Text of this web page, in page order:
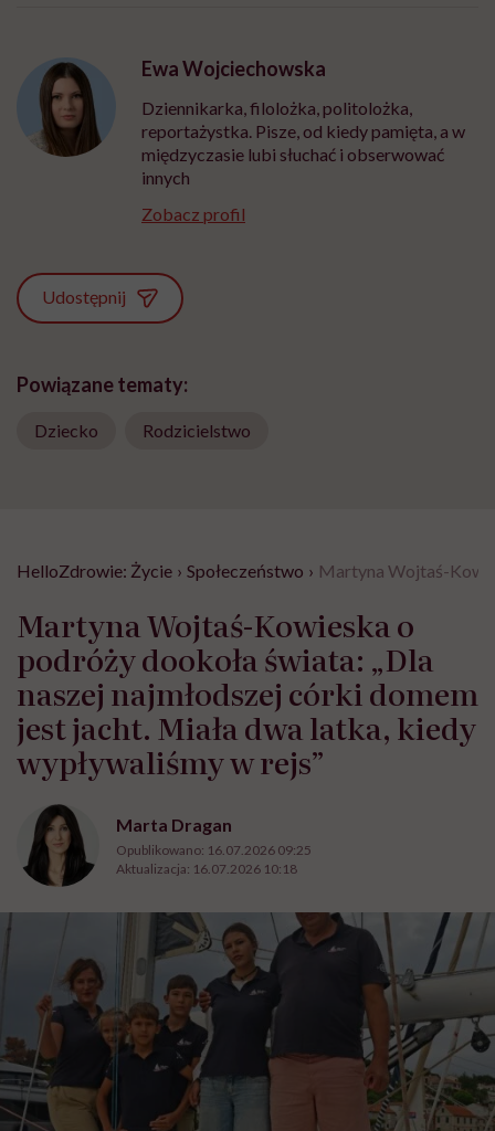
Ewa Wojciechowska
Dziennikarka, filolożka, politolożka,
reportażystka. Pisze, od kiedy pamięta, a w
międzyczasie lubi słuchać i obserwować
innych
Zobacz profil
Udostępnij
Powiązane tematy:
Dziecko Rodzicielstwo
HelloZdrowie: Życie › Społeczeństwo › Martyna Wojtaś-
Martyna Wojtaś-Kowieska o
podróży dookoła świata: „Dla
naszej najmłodszej córki domem
jest jacht. Miała dwa latka, kiedy
wypływaliśmy w rejs”
Marta Dragan
Opublikowano: 16.07.2026 09:25
Aktualizacja: 16.07.2026 10:18